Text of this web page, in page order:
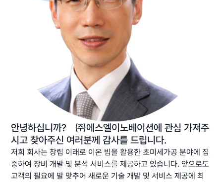
안녕하십니까? ㈜에스엘이노베이션에 관심 가져주
시고 찾아주신 여러분께 감사를 드립니다.
저희 회사는 창립 이래로 이온 빔을 활용한 초미세가공 분야에 집
중하여 장비 개발 및 분석 서비스를 제공하고 있습니다. 앞으로도
고객의 필요에 발 맞추어 새로운 기술 개발 및 서비스 제공에 최